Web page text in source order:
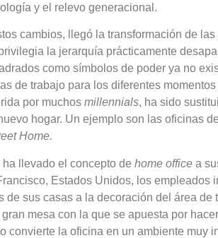
y el relevo generacional.
cambios, llegó la transformación de
la jerarquía prácticamente
como símbolos de poder ya no
de trabajo para los diferentes
por muchos millennials, ha sido
hogar. Un ejemplo son las oficinas
Home.
llevado el concepto de home office a
Estados Unidos, los empleados
de sus casas a la decoración del área de
mesa con la que se apuesta por
convierte la oficina en un ambiente muy